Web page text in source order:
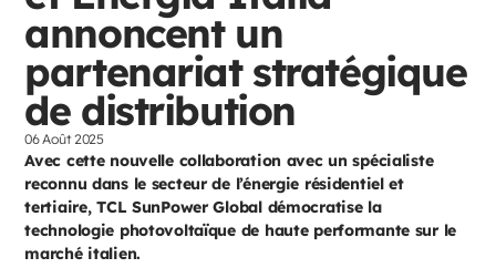
annoncent un
partenariat stratégique
de distribution
06 Août 2025
Avec cette nouvelle collaboration avec un spécialiste
reconnu dans le secteur de l’énergie résidentiel et
tertiaire, TCL SunPower Global démocratise la
technologie photovoltaïque de haute performante sur le
marché italien.